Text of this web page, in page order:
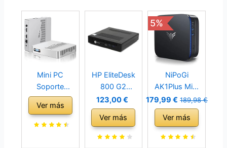
Mini PC
Soporte
512GB M.2
SSD
Expansión,
Ver más
HP EliteDesk
800 G2
Desktop Mini
USDT Intel
Quad Core i5
256 GB SSD
123,00 €
Ver más
5%
NiPoGi
AK1Plus Mini
PC Intel Alder
Lake-N95
(hasta
3.4GHz), 8GB
179,99 € 189,98 €
Ver más